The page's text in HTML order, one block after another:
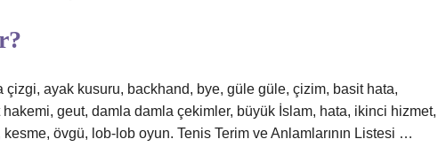
ayak kusuru, backhand, bye, güle güle, çizim, basit hata,
geut, damla damla çekimler, büyük İslam, hata, ikinci hizmet,
kesme, övgü, lob-lob oyun. Tenis Terim ve Anlamlarının Listesi …